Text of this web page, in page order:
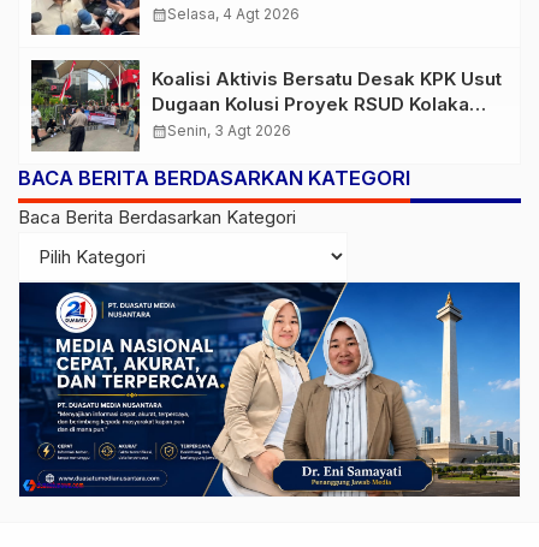
Turun
calendar_monthSelasa, 4 Agt 2026
Koalisi Aktivis Bersatu Desak KPK Usut
Dugaan Kolusi Proyek RSUD Kolaka
Timur, Sejumlah Pejabat dan PT
Diperiksa
calendar_monthSenin, 3 Agt 2026
BACA BERITA BERDASARKAN KATEGORI
Baca Berita Berdasarkan Kategori